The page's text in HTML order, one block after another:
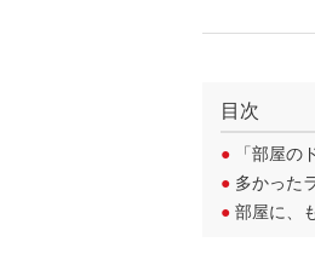
目次
● 「部屋の
● 多かった
● 部屋に、